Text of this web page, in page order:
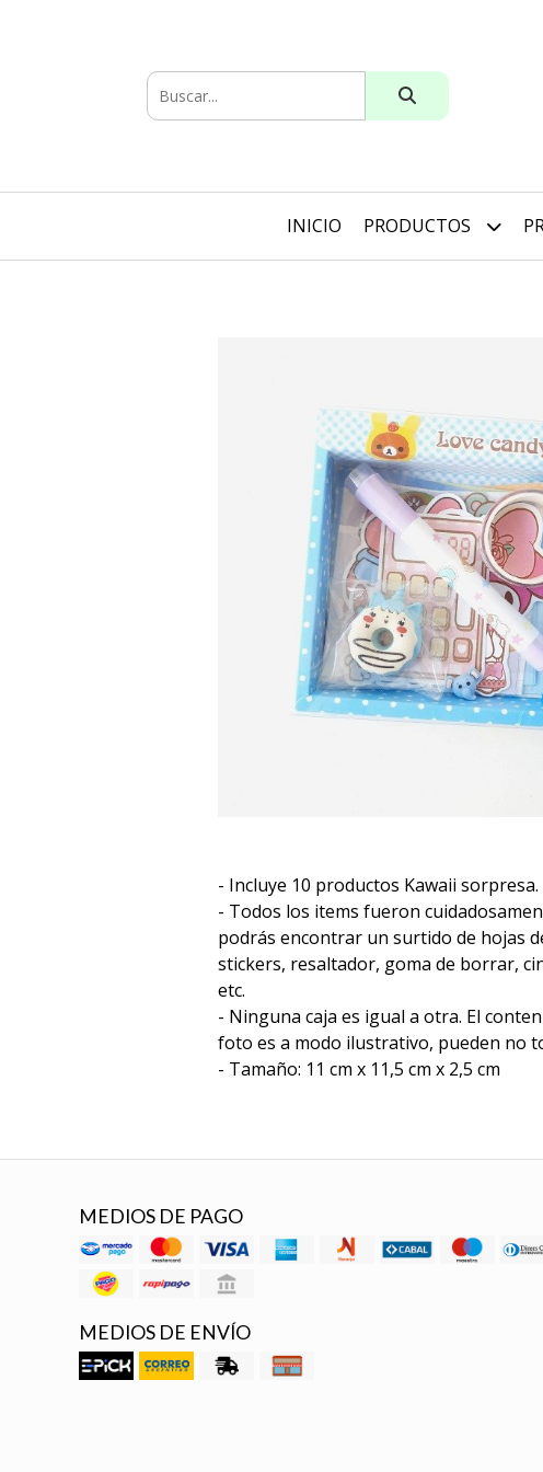
INICIO PRODUCTOS
- Incluye 10 productos Kawaii sorpresa.
- Todos los items fueron
podrás encontrar un surtido de hojas
stickers, resaltador, goma de borrar,
etc.
- Ninguna caja es igual a otra. El
foto es a modo ilustrativo, pueden no
- Tamaño: 11 cm x 11,5 cm x 2,5 cm
MEDIOS DE PAGO
MEDIOS DE ENVÍO